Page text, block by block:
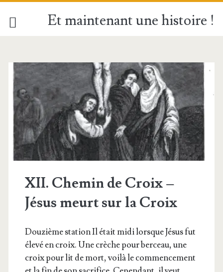
Et maintenant une histoire !
Étiquette :
<span>Crucifixion</
XII. Chemin de Croix –
Jésus meurt sur la Croix
Dou­zième sta­tion Il était midi lorsque Jésus fut
éle­vé en croix. Une crèche pour ber­ceau, une
croix pour lit de mort, voi­là le com­men­ce­ment